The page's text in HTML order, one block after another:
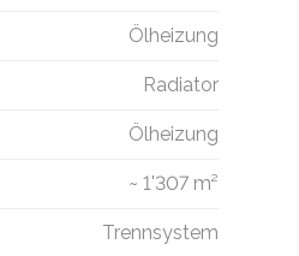
Ölheizung
Radiator
Ölheizung
~ 1'307 m²
Trennsystem